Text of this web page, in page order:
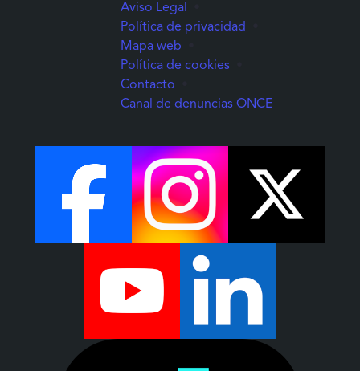
Aviso Legal
Política de privacidad
Mapa web
Política de cookies
Contacto
Canal de denuncias ONCE(Abre una